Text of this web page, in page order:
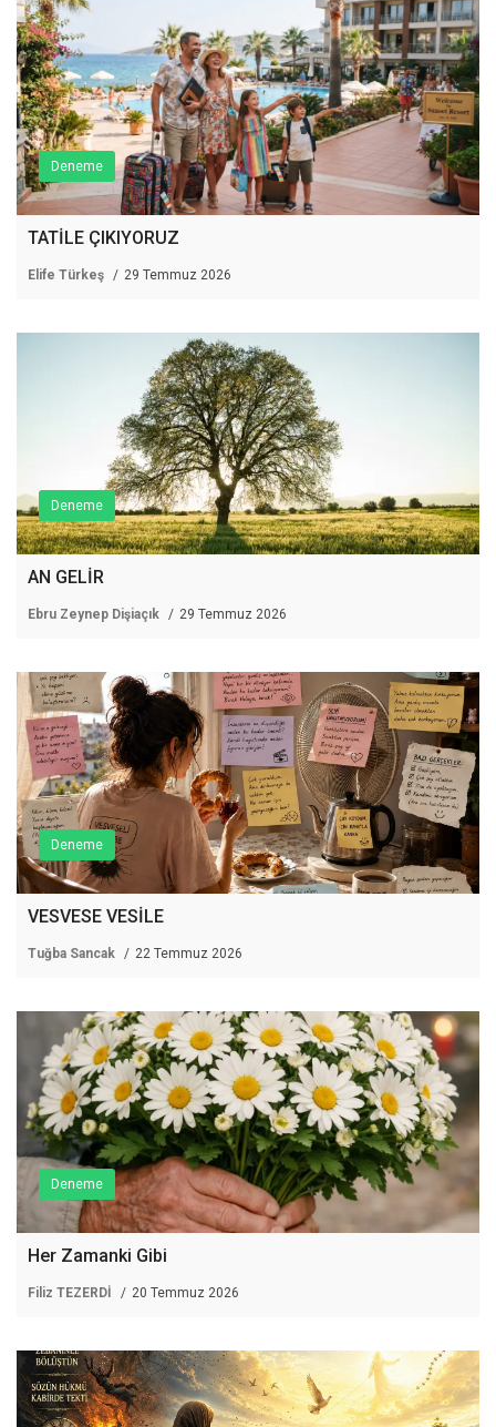
Deneme
TATİLE ÇIKIYORUZ
Elife Türkeş 29 Temmuz 2026
Deneme
AN GELİR
Ebru Zeynep Dişiaçık 29 Temmuz 2026
Deneme
VESVESE VESİLE
Tuğba Sancak 22 Temmuz 2026
Deneme
Her Zamanki Gibi
Filiz TEZERDİ 20 Temmuz 2026